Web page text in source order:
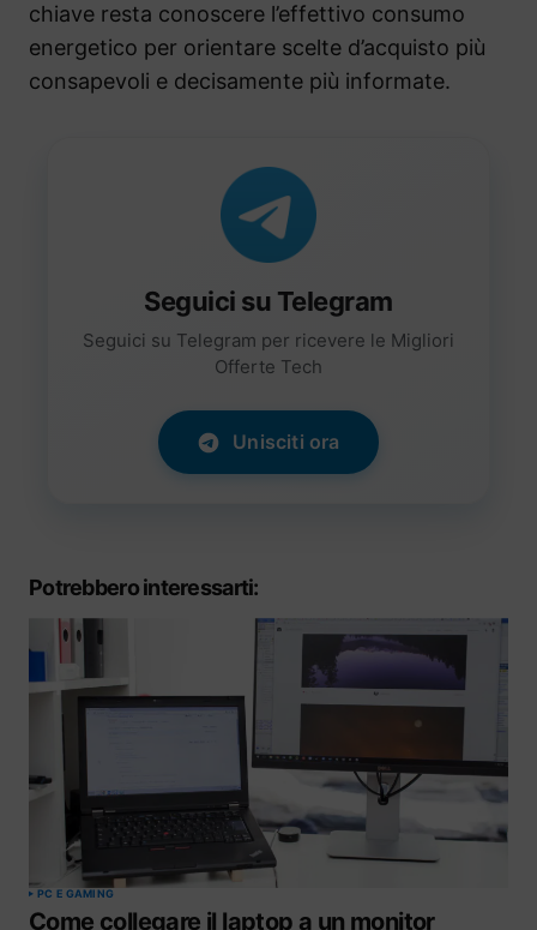
chiave resta conoscere l’effettivo consumo
energetico per orientare scelte d’acquisto più
consapevoli e decisamente più informate.
Seguici su Telegram
Seguici su Telegram per ricevere le Migliori
Offerte Tech
Unisciti ora
Potrebbero interessarti:
PC E GAMING
Come collegare il laptop a un monitor